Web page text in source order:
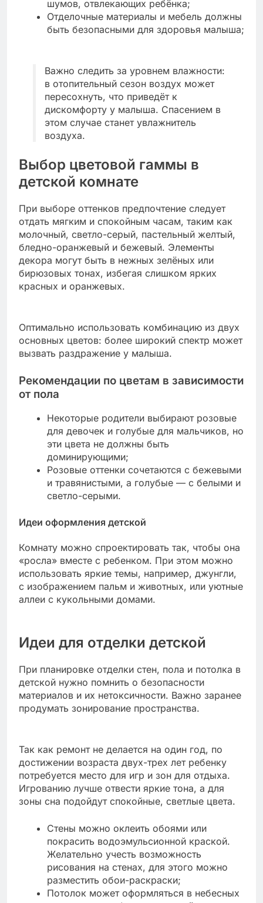
шумов, отвлекающих ребёнка;
Отделочные материалы и мебель должны
быть безопасными для здоровья малыша;
Важно следить за уровнем влажности:
в отопительный сезон воздух может
пересохнуть, что приведёт к
дискомфорту у малыша. Спасением в
этом случае станет увлажнитель
воздуха.
Выбор цветовой гаммы в
детской комнате
При выборе оттенков предпочтение следует
отдать мягким и спокойным часам, таким как
молочный, светло-серый, пастельный желтый,
бледно-оранжевый и бежевый. Элементы
декора могут быть в нежных зелёных или
бирюзовых тонах, избегая слишком ярких
красных и оранжевых.
Оптимально использовать комбинацию из двух
основных цветов: более широкий спектр может
вызвать раздражение у малыша.
Рекомендации по цветам в зависимости
от пола
Некоторые родители выбирают розовые
для девочек и голубые для мальчиков, но
эти цвета не должны быть
доминирующими;
Розовые оттенки сочетаются с бежевыми
и травянистыми, а голубые — с белыми и
светло-серыми.
Идеи оформления детской
Комнату можно спроектировать так, чтобы она
«росла» вместе с ребенком. При этом можно
использовать яркие темы, например, джунгли,
с изображением пальм и животных, или уютные
аллеи с кукольными домами.
Идеи для отделки детской
При планировке отделки стен, пола и потолка в
детской нужно помнить о безопасности
материалов и их нетоксичности. Важно заранее
продумать зонирование пространства.
Так как ремонт не делается на один год, по
достижении возраста двух-трех лет ребенку
потребуется место для игр и зон для отдыха.
Игрованию лучше отвести яркие тона, а для
зоны сна подойдут спокойные, светлые цвета.
Стены можно оклеить обоями или
покрасить водоэмульсионной краской.
Желательно учесть возможность
рисования на стенах, для этого можно
разместить обои-раскраски;
Потолок может оформляться в небесных